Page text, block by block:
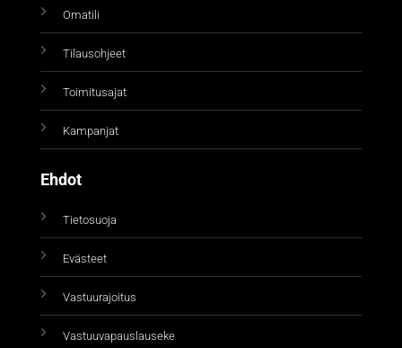
Omatili
Tilausohjeet
Toimitusajat
Kampanjat
Ehdot
Tietosuoja
Evästeet
Vastuurajoitus
Vastuuvapauslauseke